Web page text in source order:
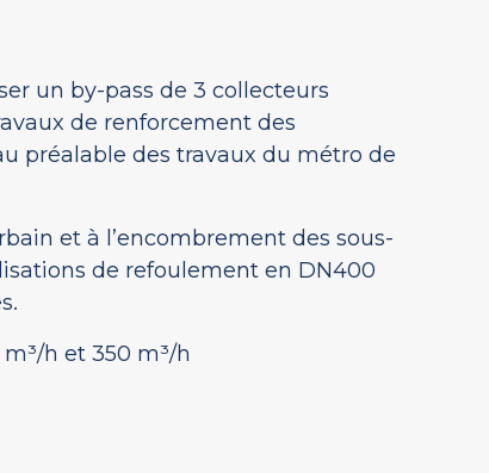
un by-pass de 3 collecteurs
de renforcement des
préalable des travaux du métro de
et à l’encombrement des sous-
de refoulement en DN400
m³/h et 350 m³/h